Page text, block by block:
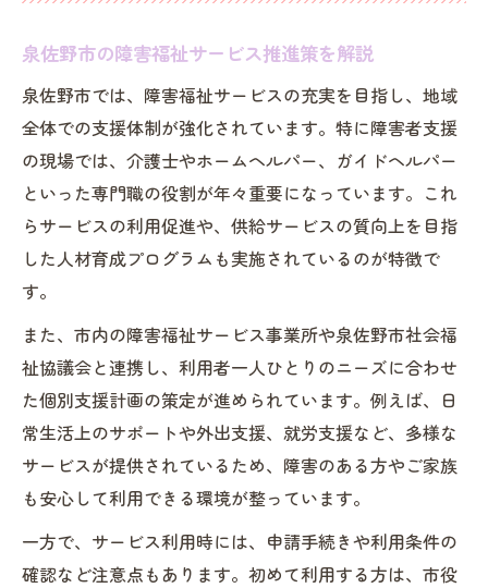
泉佐野市の障害福祉サービス推進策を解説
泉佐野市では、障害福祉サービスの充実を目指し、地域
全体での支援体制が強化されています。特に障害者支援
の現場では、介護士やホームヘルパー、ガイドヘルパー
といった専門職の役割が年々重要になっています。これ
らサービスの利用促進や、供給サービスの質向上を目指
した人材育成プログラムも実施されているのが特徴で
す。
また、市内の障害福祉サービス事業所や泉佐野市社会福
祉協議会と連携し、利用者一人ひとりのニーズに合わせ
た個別支援計画の策定が進められています。例えば、日
常生活上のサポートや外出支援、就労支援など、多様な
サービスが提供されているため、障害のある方やご家族
も安心して利用できる環境が整っています。
一方で、サービス利用時には、申請手続きや利用条件の
確認など注意点もあります。初めて利用する方は、市役